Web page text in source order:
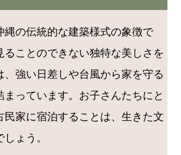
縄の伝統的な建築様式の象徴で
ることのできない独特な美しさを
、強い日差しや台風から家を守る
まっています。お子さんたちにと
民家に宿泊することは、生きた文
ょう。